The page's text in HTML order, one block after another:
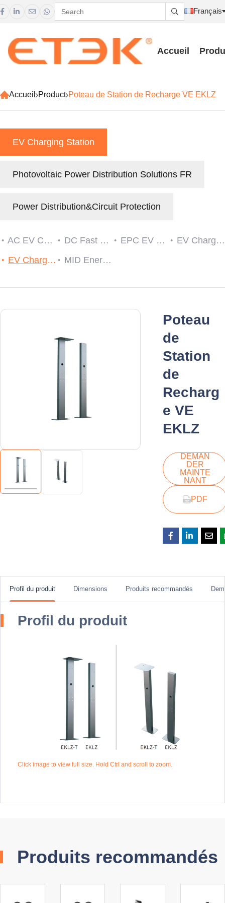
     Français
Accueil
Accueil Product Poteau de Station de Recharge VE EKLZ
EV Charging Station
Photovoltaic Power Distribution Solutions FR
Power Distribution&Circuit Protection
AC EV Charger DC Fast EV Charging Station EPC EV Charge Controller
EV Charger RCDs
EV Charging Cable Plug and Socket
MID Energy Meters
Poteau
de
Station
de
Recharg
e VE
EKLZ
DEMAN
DER
MAINTE
NANT
PDF
Profil du produit Dimensions Produits recommandés
Profil du produit
Click image to view full size. Hold Ctrl and scroll to zoom.
Produits recommandés